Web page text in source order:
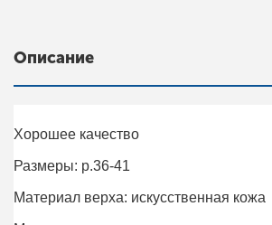
Описание
Хорошее качество
Размеры: р.36-41
Материал верха: искусственная кожа